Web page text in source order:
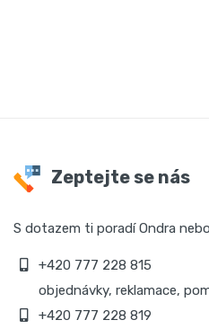
Zeptejte se nás
S dotazem ti poradí Ondra
+420 777 228 815
objednávky, reklamace,
+420 777 228 819